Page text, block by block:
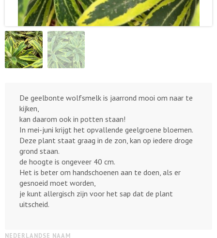
De geelbonte wolfsmelk is jaarrond mooi om naar te
kijken,
kan daarom ook in potten staan!
In mei-juni krijgt het opvallende geelgroene bloemen.
Deze plant staat graag in de zon, kan op iedere droge
grond staan.
de hoogte is ongeveer 40 cm.
Het is beter om handschoenen aan te doen, als er
gesnoeid moet worden,
je kunt allergisch zijn voor het sap dat de plant
uitscheid.
NEDERLANDSE NAAM